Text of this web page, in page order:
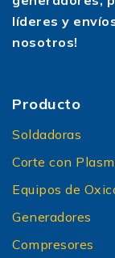
líderes y
nosotros!
Producto
Soldadoras
Corte con
Equipos de
Generadores
Compresores